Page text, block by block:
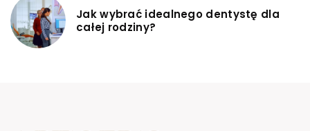
Jak wybrać idealnego dentystę dla
całej rodziny?